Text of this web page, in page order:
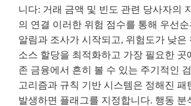
니다: 거래 금액 및 빈도 관련 당사자의
의 연결 이러한 위험 점수를 통해 우선
알림과 조사가 시작되고, 위험도가 낮
소스 할당을 최적화하고 가장 필요한
존 금융에서 흔히 볼 수 있는 주기적인
고리즘과 규칙 기반 시스템은 정해진
발생하면 플래그를 지정합니다. 행동